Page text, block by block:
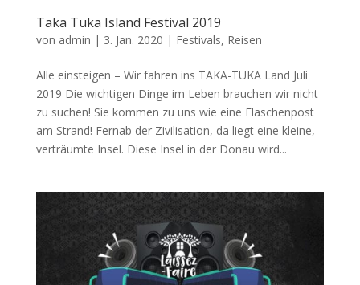
Taka Tuka Island Festival 2019
von admin | 3. Jan. 2020 | Festivals, Reisen
Alle einsteigen – Wir fahren ins TAKA-TUKA Land Juli
2019 Die wichtigen Dinge im Leben brauchen wir nicht
zu suchen! Sie kommen zu uns wie eine Flaschenpost
am Strand! Fernab der Zivilisation, da liegt eine kleine,
verträumte Insel. Diese Insel in der Donau wird...